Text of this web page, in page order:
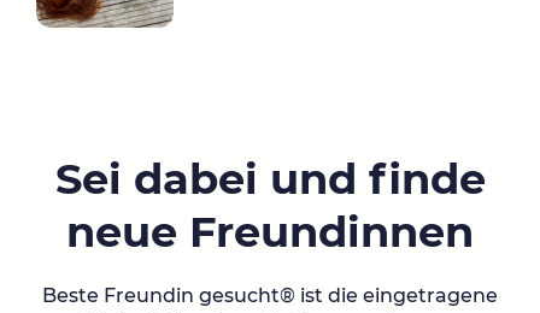
Sei dabei und finde
neue Freundinnen
Beste Freundin gesucht® ist die eingetragene